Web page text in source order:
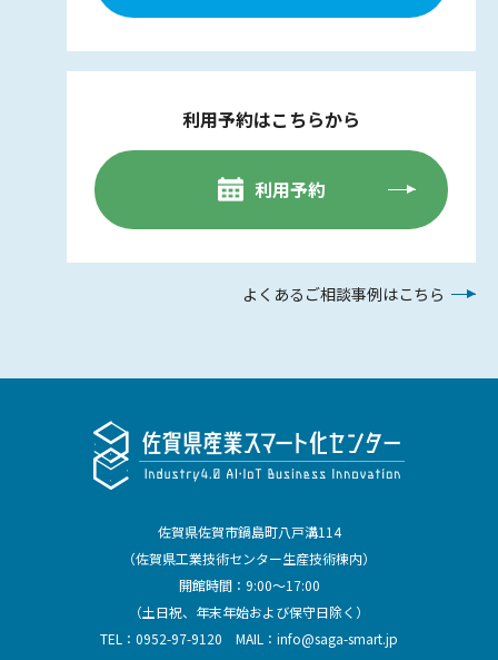
利用予約はこちらから
利用予約
よくあるご相談事例はこちら
佐賀県佐賀市鍋島町八戸溝114
（佐賀県工業技術センター生産技術棟内）
開館時間：9:00～17:00
（土日祝、年末年始および保守日除く）
TEL： 0952-97-9120 MAIL： info@saga-smart.jp